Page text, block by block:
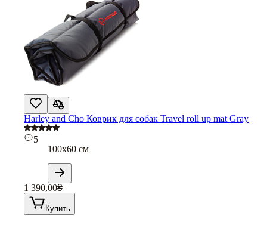
Harley and Cho Коврик для собак Travel roll up mat Gray
5
100х60 см
1 390,00₴
Купить